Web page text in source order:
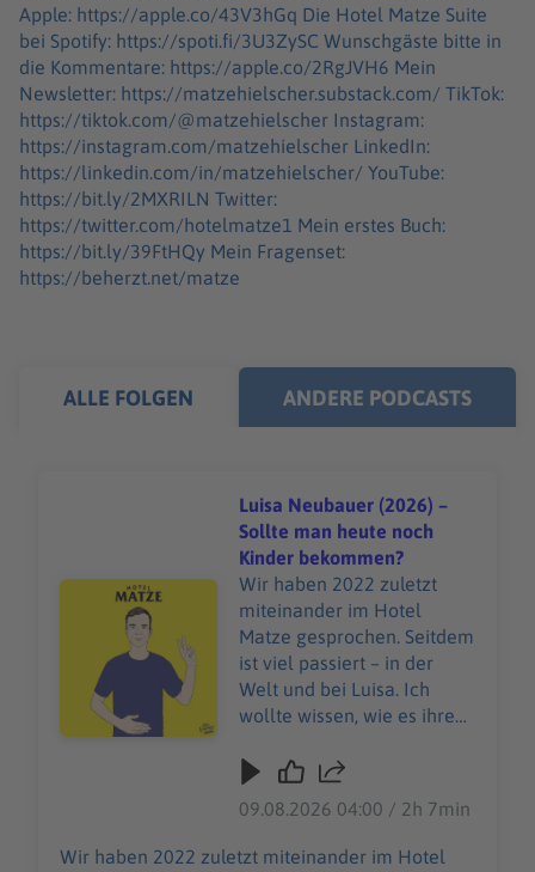
Apple: https://apple.co/43V3hGq Die Hotel Matze Suite
bei Spotify: https://spoti.fi/3U3ZySC Wunschgäste bitte in
die Kommentare: https://apple.co/2RgJVH6 Mein
Newsletter: https://matzehielscher.substack.com/ TikTok:
https://tiktok.com/@matzehielscher Instagram:
https://instagram.com/matzehielscher LinkedIn:
https://linkedin.com/in/matzehielscher/ YouTube:
https://bit.ly/2MXRILN Twitter:
https://twitter.com/hotelmatze1 Mein erstes Buch:
https://bit.ly/39FtHQy Mein Fragenset:
https://beherzt.net/matze
ALLE FOLGEN ANDERE PODCASTS
Audiotitel - Luisa Neubauer (2026) – Sollte man heute
Luisa Neubauer (2026) –
Sollte man heute noch
Kinder bekommen?
Wir haben 2022 zuletzt
miteinander im Hotel
Matze gesprochen. Seitdem
ist viel passiert – in der
Welt und bei Luisa. Ich
wollte wissen, wie es ihrem
Zuversicht kommt und ob
Arbeit wird. Es geht um
Klima, Demokratie,
09.08.2026 04:00 / 2h 7min
Wir haben 2022 zuletzt miteinander im Hotel